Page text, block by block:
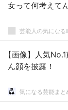
女って何考えて
芸能人の気になる
【画像】人気
ん顔を披露！
気になる芸能まと